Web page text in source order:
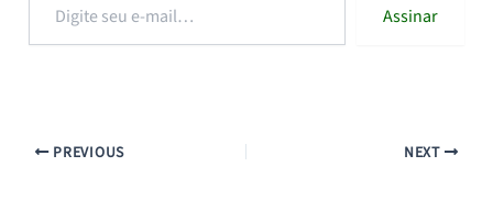
e-
Assinar
PREVIOUS NEXT